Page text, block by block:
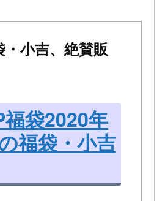
小吉、絶賛販
福袋2020年
福袋・小吉